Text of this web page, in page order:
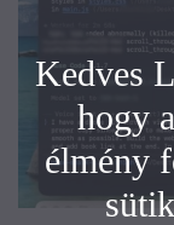
Kedves
hogy
élmény